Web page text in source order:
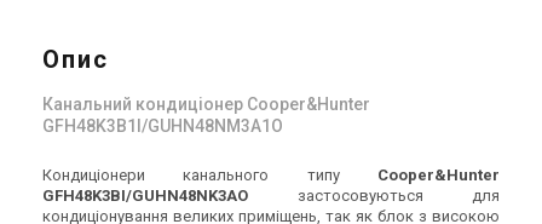
Опис
Канальний кондиціонер Cooper&Hunter
GFH48K3B1I/GUHN48NM3A1O
Кондиціонери канального типу Cooper&Hunter
GFH48K3BI/GUHN48NK3AO застосовуються для
кондиціонування великих приміщень, так як блок з високою